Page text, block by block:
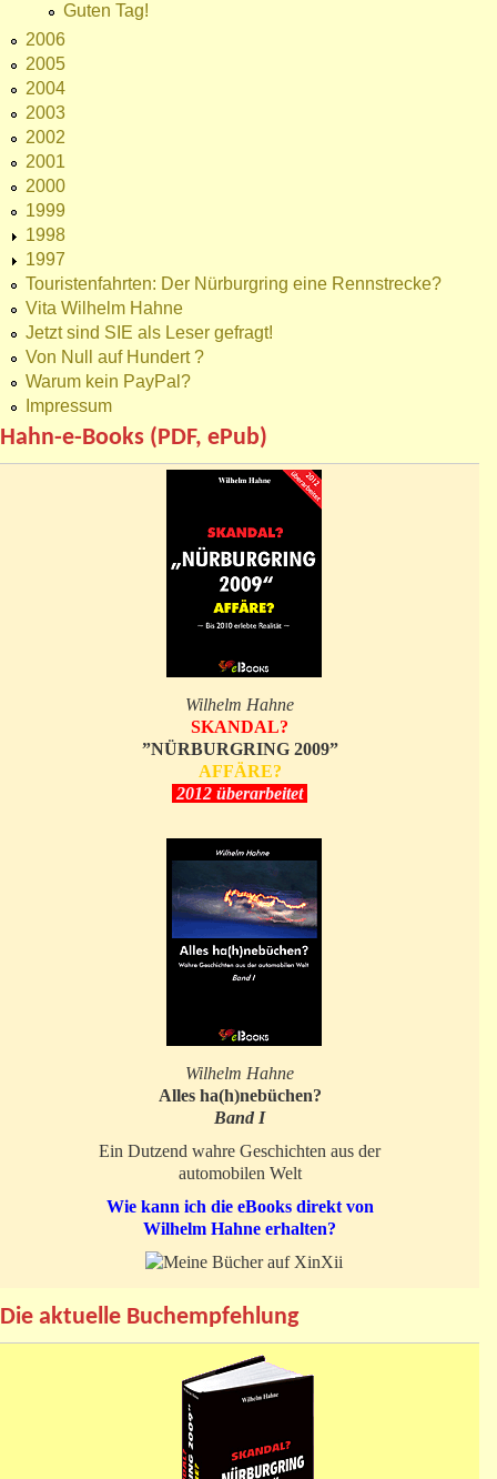
Guten Tag!
2006
2005
2004
2003
2002
2001
2000
1999
1998
1997
Touristenfahrten: Der Nürburgring eine Rennstrecke?
Vita Wilhelm Hahne
Jetzt sind SIE als Leser gefragt!
Von Null auf Hundert ?
Warum kein PayPal?
Impressum
Hahn-e-Books (PDF, ePub)
Wilhelm Hahne
SKANDAL?
”NÜRBURGRING 2009”
AFFÄRE?
2012 überarbeitet
Wilhelm Hahne
Alles ha(h)nebüchen?
Band I
Ein Dutzend wahre Geschichten aus der
automobilen Welt
Wie kann ich die eBooks direkt von
Wilhelm Hahne erhalten?
Die aktuelle Buchempfehlung